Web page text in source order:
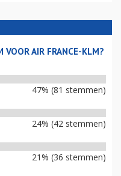
VOOR AIR FRANCE-KLM?
47% (81 stemmen)
24% (42 stemmen)
21% (36 stemmen)